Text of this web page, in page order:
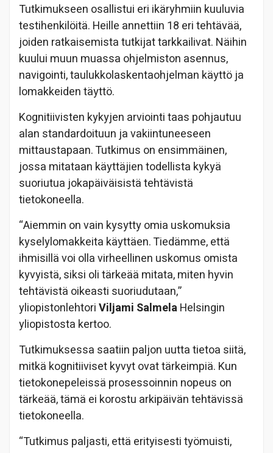
Tutkimukseen osallistui eri ikäryhmiin kuuluvia
testihenkilöitä. Heille annettiin 18 eri tehtävää,
joiden ratkaisemista tutkijat tarkkailivat. Näihin
kuului muun muassa ohjelmiston asennus,
navigointi, taulukkolaskentaohjelman käyttö ja
lomakkeiden täyttö.
Kognitiivisten kykyjen arviointi taas pohjautuu
alan standardoituun ja vakiintuneeseen
mittaustapaan. Tutkimus on ensimmäinen,
jossa mitataan käyttäjien todellista kykyä
suoriutua jokapäiväisistä tehtävistä
tietokoneella.
“Aiemmin on vain kysytty omia uskomuksia
kyselylomakkeita käyttäen. Tiedämme, että
ihmisillä voi olla virheellinen uskomus omista
kyvyistä, siksi oli tärkeää mitata, miten hyvin
tehtävistä oikeasti suoriudutaan,”
yliopistonlehtoriViljami SalmelaHelsingin
yliopistosta kertoo.
Tutkimuksessa saatiin paljon uutta tietoa siitä,
mitkä kognitiiviset kyvyt ovat tärkeimpiä. Kun
tietokonepeleissä prosessoinnin nopeus on
tärkeää, tämä ei korostu arkipäivän tehtävissä
tietokoneella.
“Tutkimus paljasti, että erityisesti työmuisti,